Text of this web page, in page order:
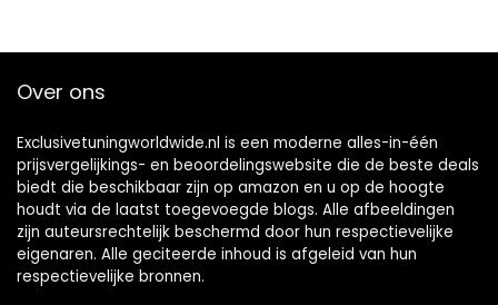
Over ons
Exclusivetuningworldwide.nl is een moderne alles-in-één
prijsvergelijkings- en beoordelingswebsite die de beste deals
biedt die beschikbaar zijn op amazon en u op de hoogte
houdt via de laatst toegevoegde blogs. Alle afbeeldingen
zijn auteursrechtelijk beschermd door hun respectievelijke
eigenaren. Alle geciteerde inhoud is afgeleid van hun
respectievelijke bronnen.